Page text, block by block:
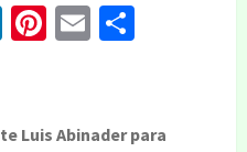
LinkedIn
Pinterest
Email
Luis Abinader para